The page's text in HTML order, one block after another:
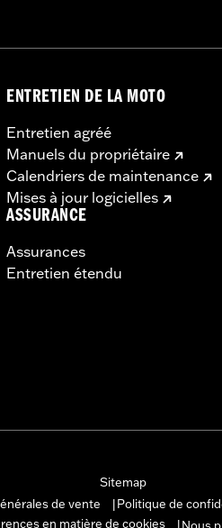
ENTRETIEN DE LA MOTO
Entretien agréé
Manuels du propriétaire
Calendriers de maintenance
Mises à jour logicielles
ASSURANCE
Assurances
Entretien étendu
Sitemap
de vente Politique de
en matière de cookies
Nous